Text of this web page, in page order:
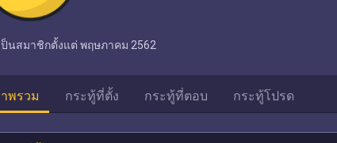
ป็นสมาชิกตั้งแต่ พฤษภาคม 2562
พรวม กระทู้ที่ตั้ง กระทู้ที่ตอบ กระทู้โปรด